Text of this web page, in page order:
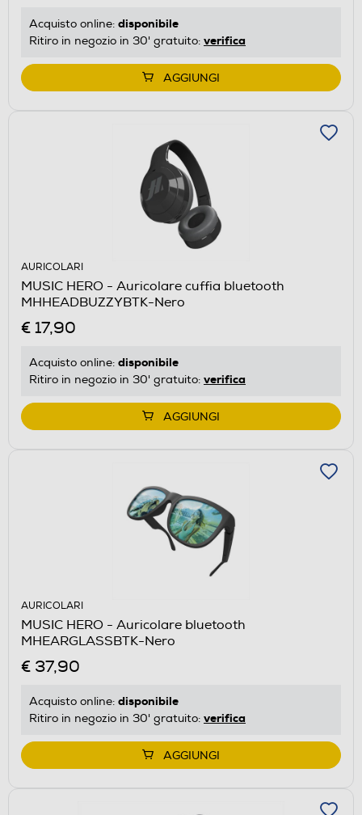
Acquisto online: disponibile
Ritiro in negozio in 30' gratuito: verifica
AGGIUNGI
AURICOLARI
MUSIC HERO - Auricolare cuffia bluetooth
MHHEADBUZZYBTK-Nero
€ 17,90
Acquisto online: disponibile
Ritiro in negozio in 30' gratuito: verifica
AGGIUNGI
AURICOLARI
MUSIC HERO - Auricolare bluetooth
MHEARGLASSBTK-Nero
€ 37,90
Acquisto online: disponibile
Ritiro in negozio in 30' gratuito: verifica
AGGIUNGI